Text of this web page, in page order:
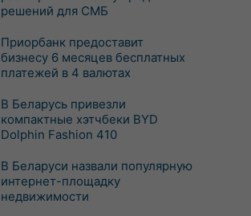
решений для СМБ
Приорбанк предоставит
бизнесу 6 месяцев бесплатных
платежей в 4 валютах
В Беларусь привезли
компактные хэтчбеки BYD
Dolphin Fashion 410
В Беларуси назвали популярную
интернет-площадку
недвижимости